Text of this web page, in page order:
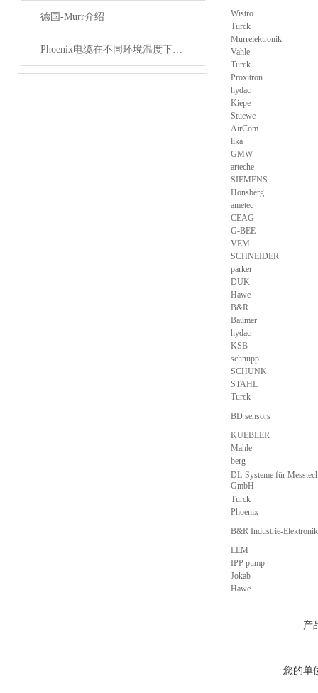
德国-Murr介绍
Phoenix电缆在不同环境温度下的性能表现如何？
Wistro
Turck
Murrelektronik
Vahle
Turck
Proxitron
hydac
Kiepe
Stuewe
AirCom
lika
GMW
arteche
SIEMENS
Honsberg
ametec
CEAG
G-BEE
VEM
SCHNEIDER
parker
DUK
Hawe
B&R
Baumer
hydac
KSB
schnupp
SCHUNK
STAHL
Turck
BD sensors
KUEBLER
Mahle
berg
DL-Systeme für
GmbH
Turck
Phoenix
B&R Industrie-
LEM
IPP pump
Jokab
Hawe
产
您的单